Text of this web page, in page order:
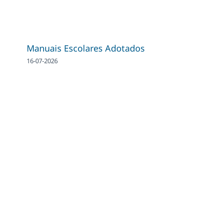
Manuais Escolares Adotados
16-07-2026